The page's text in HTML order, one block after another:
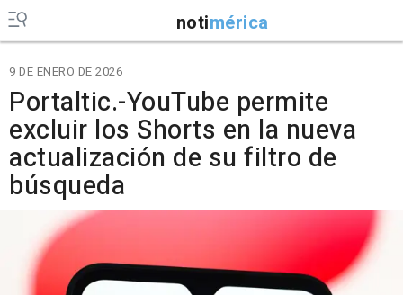
notimérica
9 DE ENERO DE 2026
Portaltic.-YouTube permite
excluir los Shorts en la nueva
actualización de su filtro de
búsqueda